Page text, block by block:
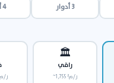
3 أدوار 4 أدوار
🏛
راقي
~1,755 ر/م² ~2,361 ر/م²